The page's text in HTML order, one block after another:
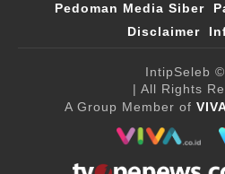
Pedoman Media Siber
Disclaimer
IntipSeleb
| All Rights
A Group Member of